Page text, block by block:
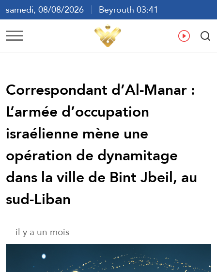
samedi, 08/08/2026
Beyrouth 03:41
ع
Correspondant d’Al-Manar :
L’armée d’occupation
israélienne mène une
opération de dynamitage
dans la ville de Bint Jbeil, au
sud-Liban
il y a un mois